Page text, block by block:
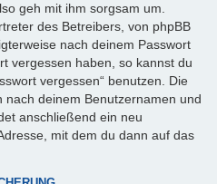
geh mit ihm sorgsam um.
des Betreibers, von phpBB
nach deinem Passwort
vergessen haben, so kannst du
vergessen“ benutzen. Die
nach deinem Benutzernamen und
anschließend ein neu
mit dem du dann auf das